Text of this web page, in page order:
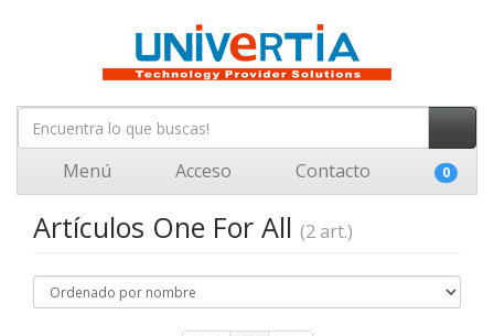
Menú Acceso Contacto 0
Artículos One For All (2 art.)